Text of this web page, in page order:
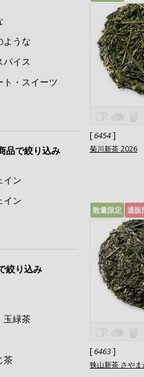
[6454]
菊川新茶 2026
数量限定 通販
[6463]
狭山新茶 さや
ような
パイス
ト・スイーツ
品で絞り込み
イン
イン
絞り込み
玉緑茶
茶